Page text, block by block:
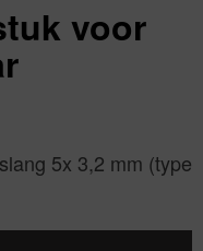
voor
5x 3,2 mm (type